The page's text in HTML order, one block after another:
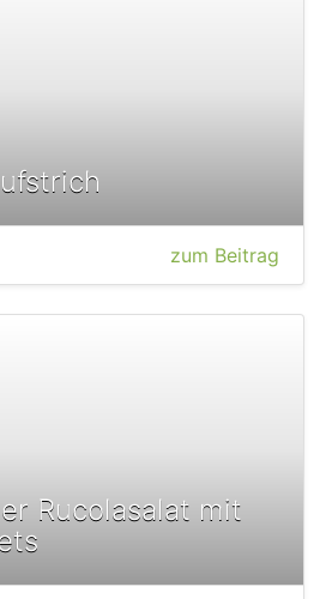
zum Beitrag
Rucolasalat mit